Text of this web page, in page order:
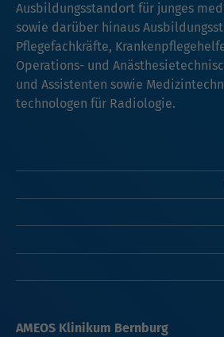
Ausbildungsstandort für junges
sowie darüber hinaus
Pflegefachkräfte,
Operations- und
und Assistenten sowie
technologen für Radiologie.
AMEOS Klinikum Bernburg